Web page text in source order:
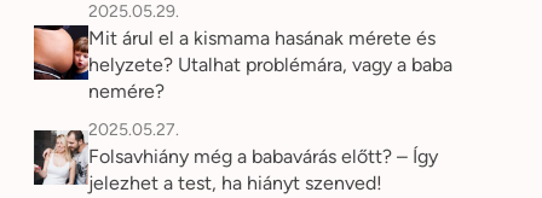
2025.05.29.
Mit árul el a kismama hasának mérete és
helyzete? Utalhat problémára, vagy a baba
nemére?
2025.05.27.
Folsavhiány még a babavárás előtt? – Így
jelezhet a test, ha hiányt szenved!